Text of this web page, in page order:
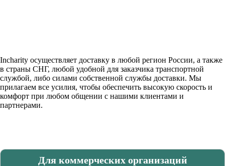
Incharity осуществляет доставку в любой регион России, а также
в страны СНГ, любой удобной для заказчика транспортной
службой, либо силами собственной службы доставки. Мы
прилагаем все усилия, чтобы обеспечить высокую скорость и
комфорт при любом общении с нашими клиентами и
партнерами.
Для коммерческих организаций